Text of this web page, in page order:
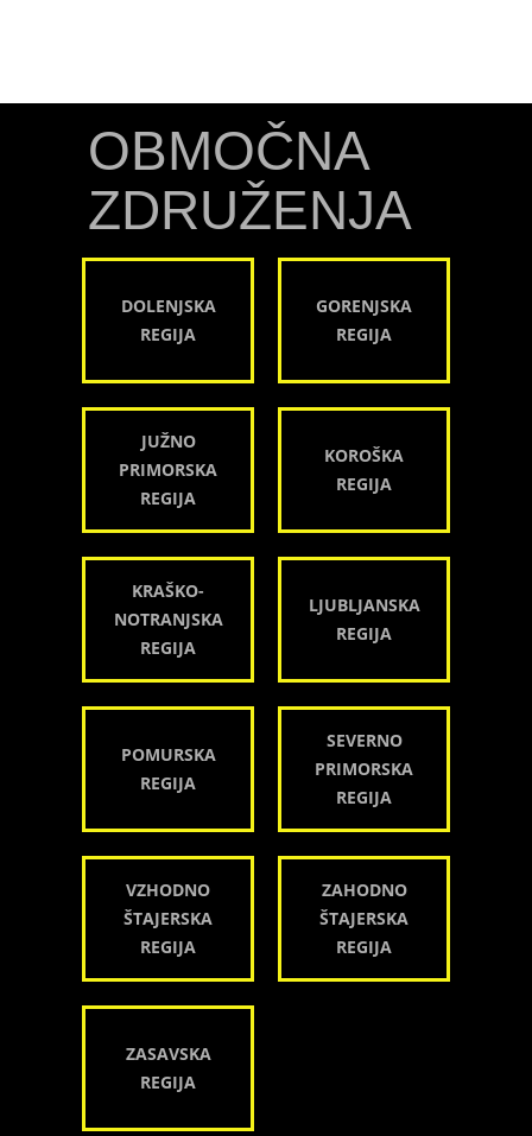
OBMOČNA
ZDRUŽENJA
DOLENJSKA
REGIJA
GORENJSKA
REGIJA
JUŽNO
PRIMORSKA
REGIJA
KOROŠKA
REGIJA
KRAŠKO-
NOTRANJSKA
REGIJA
LJUBLJANSKA
REGIJA
POMURSKA
REGIJA
SEVERNO
PRIMORSKA
REGIJA
VZHODNO
ŠTAJERSKA
REGIJA
ZAHODNO
ŠTAJERSKA
REGIJA
ZASAVSKA
REGIJA